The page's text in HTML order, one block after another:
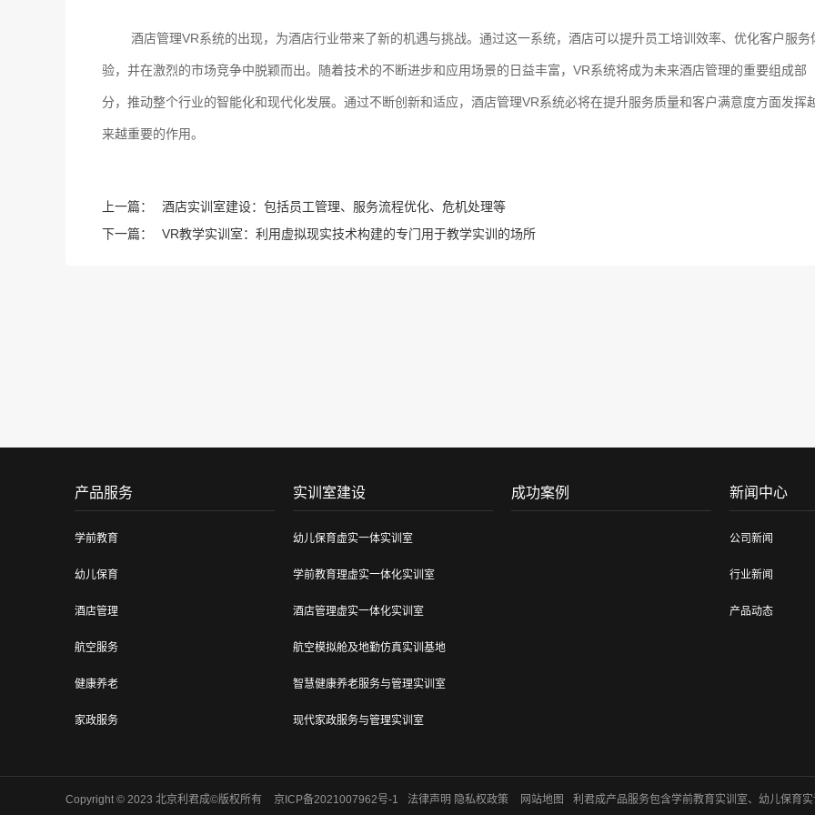
酒店管理VR系统的出现，为酒店行业带来了新的机遇与挑战。通过这一系统，酒店可以提升员工培训效率、优化客户服务
验，并在激烈的市场竞争中脱颖而出。随着技术的不断进步和应用场景的日益丰富，VR系统将成为未来酒店管理的重要组成部
分，推动整个行业的智能化和现代化发展。通过不断创新和适应，酒店管理VR系统必将在提升服务质量和客户满意度方面发挥
来越重要的作用。
上一篇：
酒店实训室建设：包括员工管理、服务流程优化、危机处理等
下一篇：
VR教学实训室：利用虚拟现实技术构建的专门用于教学实训的场所
产品服务
学前教育
幼儿保育
酒店管理
航空服务
健康养老
家政服务
烹饪工艺
实训室建设
幼儿保育虚实一体实训室
学前教育理虚实一体化实训室
酒店管理虚实一体化实训室
航空模拟舱及地勤仿真实训基地
智慧健康养老服务与管理实训室
现代家政服务与管理实训室
烹饪工艺与营养实训室
成功案例 新闻中心
公司新闻
行业新闻
产品动态
Copyright © 2023 北京利君成©版权所有 京ICP备2021007962号-1 法律声明 隐私权政策 网站地图 利君成产品服务包含学前教育实训室、幼儿保育